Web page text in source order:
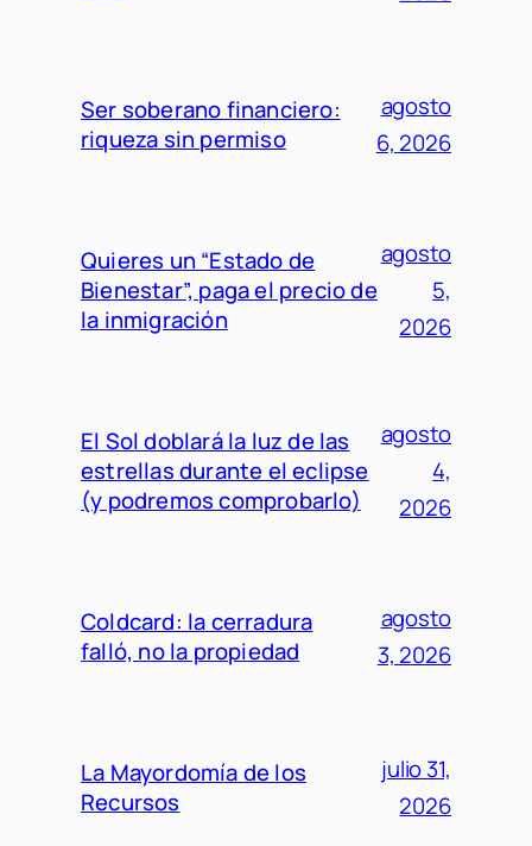
Ser soberano financiero:
riqueza sin permiso
agosto
6, 2026
Quieres un “Estado de
Bienestar”, paga el precio de
la inmigración
agosto
5,
2026
El Sol doblará la luz de las
estrellas durante el eclipse
(y podremos comprobarlo)
agosto
4,
2026
Coldcard: la cerradura
falló, no la propiedad
agosto
3, 2026
La Mayordomía de los
Recursos
julio 31,
2026